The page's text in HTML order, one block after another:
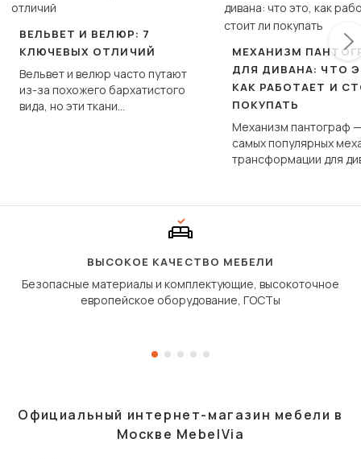
ВЕЛЬВЕТ И ВЕЛЮР: 7
КЛЮЧЕВЫХ ОТЛИЧИЙ
Вельвет и велюр часто путают
из-за похожего бархатистого
вида, но эти ткани
МЕХАНИЗМ
ДЛЯ ДИВАНА: ЧТО
КАК РАБОТАЕТ И
ПОКУПАТЬ
Механизм пантограф
самых популярных
трансформации для
сиденье не
дугообразной
ВЫСОКОЕ КАЧЕСТВО МЕБЕЛИ
Безопасные материалы и комплектующие, высокоточное
европейское оборудование, ГОСТы
Официальный интернет-магазин мебели в
Москве MebelVia